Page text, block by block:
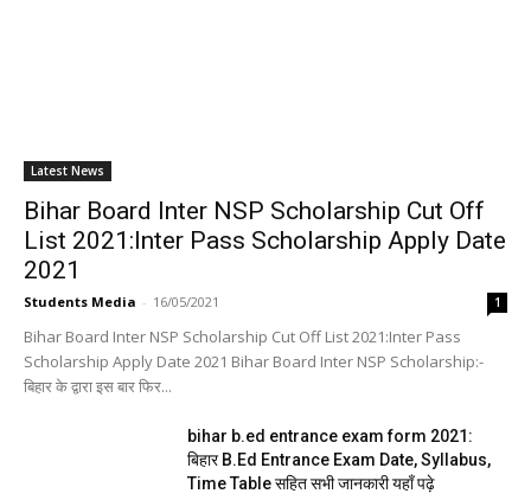
Latest News
Bihar Board Inter NSP Scholarship Cut Off
List 2021:Inter Pass Scholarship Apply Date
2021
Students Media - 16/05/2021 1
Bihar Board Inter NSP Scholarship Cut Off List 2021:Inter Pass
Scholarship Apply Date 2021 Bihar Board Inter NSP Scholarship:-
बिहार के द्वारा इस बार फिर...
bihar b.ed entrance exam form 2021:
बिहार B.Ed Entrance Exam Date, Syllabus,
Time Table सहित सभी जानकारी यहाँ पढ़े